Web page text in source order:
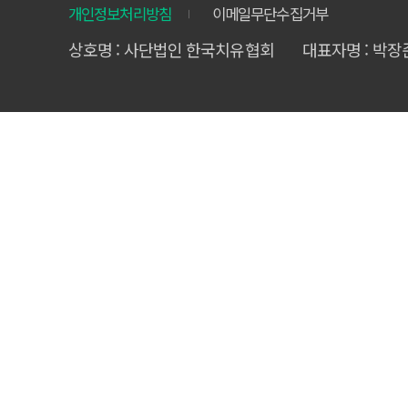
개인정보처리방침 이메일무단수집거부
상호명 : 사단법인 한국치유협회 대표자명 : 박장